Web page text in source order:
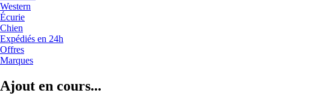
Western
Écurie
Chien
Expédiés en 24h
Offres
Marques
Ajout en cours...